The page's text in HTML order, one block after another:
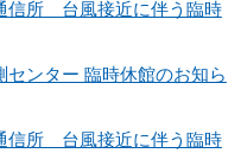
信所 台風接近に伴う臨時
ンター 臨時休館のお知ら
信所 台風接近に伴う臨時